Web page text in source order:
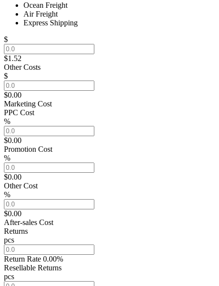
Ocean Freight
Air Freight
Express Shipping
$
$1.52
Other Costs
$
$0.00
Marketing Cost
PPC Cost
%
$0.00
Promotion Cost
%
$0.00
Other Cost
%
$0.00
After-sales Cost
Returns
pcs
Return Rate 0.00%
Resellable Returns
pcs